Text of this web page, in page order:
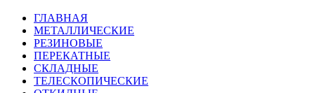
ГЛАВНАЯ
МЕТАЛЛИЧЕСКИЕ
РЕЗИНОВЫЕ
ПЕРЕКАТНЫЕ
СКЛАДНЫЕ
ТЕЛЕСКОПИЧЕСКИЕ